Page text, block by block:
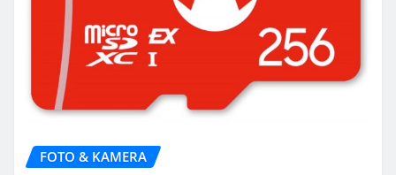
FOTO & KAMERA